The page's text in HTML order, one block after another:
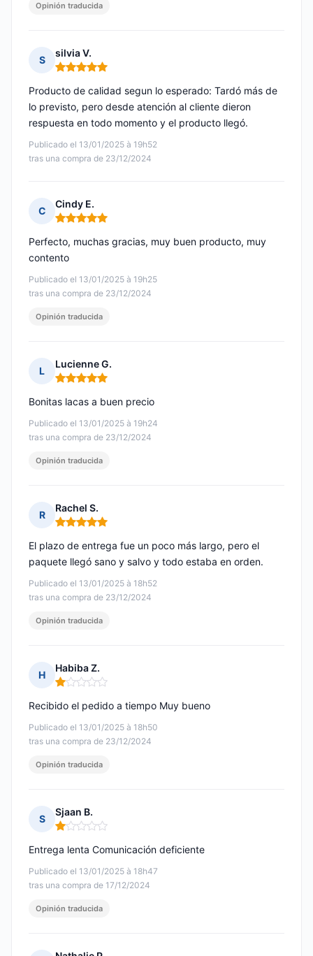
Opinión traducida
S
silvia V.
Nota: 5 de 5
Publicado el 13/01/2025 à 19h52
tras una compra de 23/12/2024
Producto de calidad segun lo esperado: Tardó más de
lo previsto, pero desde atención al cliente dieron
respuesta en todo momento y el producto llegó.
C
Cindy E.
Nota: 5 de 5
Publicado el 13/01/2025 à 19h25
tras una compra de 23/12/2024
Perfecto, muchas gracias, muy buen producto, muy
contento
Opinión traducida
L
Lucienne G.
Nota: 5 de 5
Publicado el 13/01/2025 à 19h24
tras una compra de 23/12/2024
Bonitas lacas a buen precio
Opinión traducida
R
Rachel S.
Nota: 5 de 5
Publicado el 13/01/2025 à 18h52
tras una compra de 23/12/2024
El plazo de entrega fue un poco más largo, pero el
paquete llegó sano y salvo y todo estaba en orden.
Opinión traducida
H
Habiba Z.
Nota: 1 de 5
Publicado el 13/01/2025 à 18h50
tras una compra de 23/12/2024
Recibido el pedido a tiempo Muy bueno
Opinión traducida
S
Sjaan B.
Nota: 1 de 5
Publicado el 13/01/2025 à 18h47
tras una compra de 17/12/2024
Entrega lenta Comunicación deficiente
Opinión traducida